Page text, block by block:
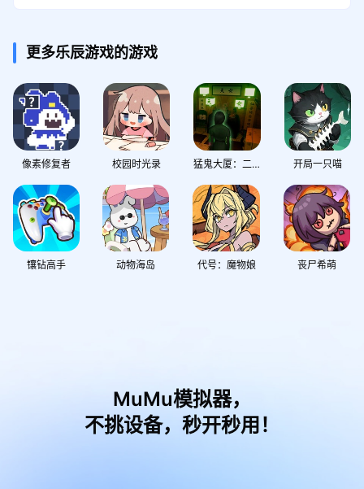
更多乐辰游戏的游戏
像素修复者 校园时光录 猛鬼大厦：二楼的辫子姑娘 开局一只喵
镶钻高手 动物海岛 代号：魔物娘 丧尸希萌
MuMu模拟器，
不挑设备，秒开秒用！